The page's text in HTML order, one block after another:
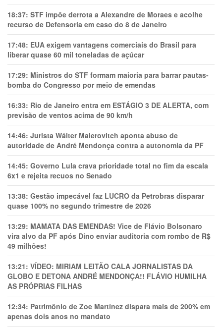
18:37: STF impõe derrota a Alexandre de Moraes e acolhe
recurso de Defensoria em caso do 8 de Janeiro
17:48: EUA exigem vantagens comerciais do Brasil para
liberar quase 60 mil toneladas de açúcar
17:29: Ministros do STF formam maioria para barrar pautas-
bomba do Congresso por meio de emendas
16:33: Rio de Janeiro entra em ESTÁGIO 3 DE ALERTA, com
previsão de ventos acima de 90 km/h
14:46: Jurista Wálter Maierovitch aponta abuso de
autoridade de André Mendonça contra a autonomia da PF
14:45: Governo Lula crava prioridade total no fim da escala
6x1 e rejeita recuos no Senado
13:38: Gestão impecável faz LUCRO da Petrobras disparar
quase 100% no segundo trimestre de 2026
13:29: MAMATA DAS EMENDAS! Vice de Flávio Bolsonaro
vira alvo da PF após Dino enviar auditoria com rombo de R$
49 milhões!
13:21: VÍDEO: MIRIAM LEITÃO CALA JORNALISTAS DA
GLOBO E DETONA ANDRÉ MENDONÇA!! FLÁVIO HUMILHA
AS PRÓPRIAS FILHAS
12:34: Patrimônio de Zoe Martínez dispara mais de 200% em
apenas dois anos no mandato